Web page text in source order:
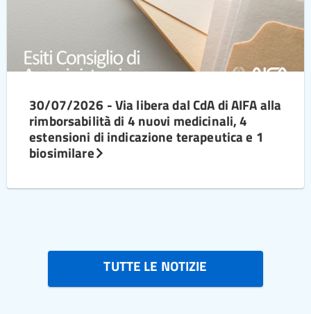
30/07/2026 - Via libera dal CdA di AIFA alla
rimborsabilità di 4 nuovi medicinali, 4
estensioni di indicazione terapeutica e 1
biosimilare
TUTTE LE NOTIZIE